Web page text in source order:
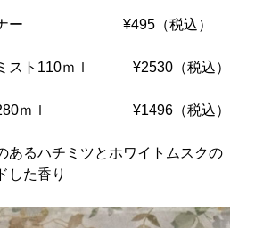
ュナー ¥495（税込）
ミスト110ｍｌ ¥2530（税込）
280ｍｌ ¥1496（税込）
あるハチミツとホワイトムスクの
した香り